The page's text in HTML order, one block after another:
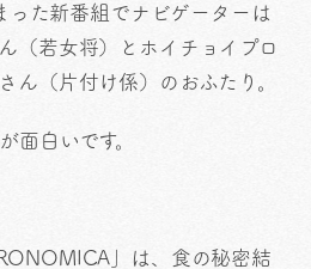
た新番組でナビゲーターは
（若女将）とホイチョイプロ
ん（片付け係）のおふたり。
面白いです。
」は、食の秘密結